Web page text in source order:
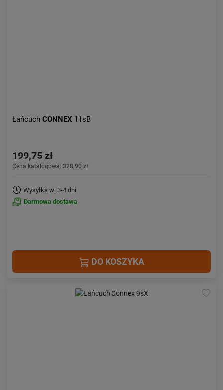
Łańcuch CONNEX 11sB
199,75 zł
Cena katalogowa: 328,90 zł
Wysyłka w: 3-4 dni
Darmowa dostawa
DO KOSZYKA